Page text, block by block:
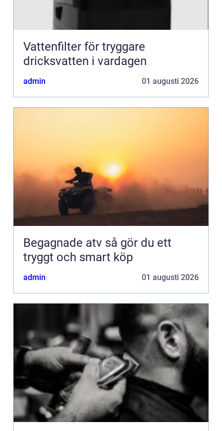
Vattenfilter för tryggare
dricksvatten i vardagen
admin 01 augusti 2026
Begagnade atv så gör du ett
tryggt och smart köp
admin 01 augusti 2026